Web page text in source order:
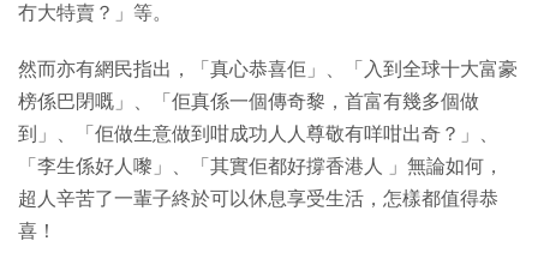
冇大特賣？」等。
然而亦有網民指出，「真心恭喜佢」、「入到全球十大富豪
榜係巴閉嘅」、「佢真係一個傳奇黎，首富有幾多個做
到」、「佢做生意做到咁成功人人尊敬有咩咁出奇？」、
「李生係好人嚟」、「其實佢都好撐香港人 」無論如何，
超人辛苦了一輩子終於可以休息享受生活，怎樣都值得恭
喜！